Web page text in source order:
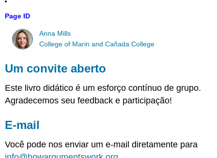
Page ID
Anna Mills
College of Marin and Cañada College
Um convite aberto
Este livro didático é um esforço contínuo de grupo.
Agradecemos seu feedback e participação!
E-mail
Você pode nos enviar um e-mail diretamente para